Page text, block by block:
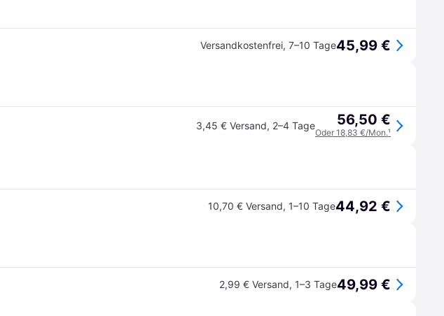
Versandkostenfrei, 7–10 Tage45,99 €
3,45 € Versand, 2–4 Tage 56,50 €
Oder 18,83 €/Mon.¹
10,70 € Versand, 1–10 Tage44,92 €
2,99 € Versand, 1–3 Tage49,99 €